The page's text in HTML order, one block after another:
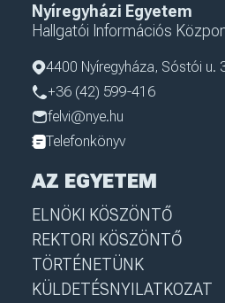
Nyíregyházi Egyetem
Hallgatói Információs
4400 Nyíregyháza, Sóstói u.
+36 (42) 599-416
felvi@nye.hu
Telefonkönyv
AZ EGYETEM
ELNÖKI KÖSZÖNTŐ
REKTORI KÖSZÖNTŐ
TÖRTÉNETÜNK
KÜLDETÉSNYILATKOZAT